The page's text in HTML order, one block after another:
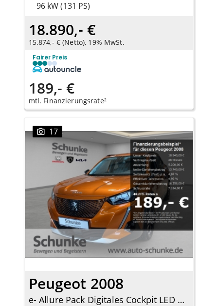
96 kW (131 PS)
18.890,- €
15.874,- € (Netto), 19% MwSt.
Fairer Preis
189,- €
mtl. Finanzierungsrate²
17
Peugeot 2008
e- Allure Pack Digitales Cockpit LED Apple CarPlay Android Auto Klimaautom Fahrerprofil